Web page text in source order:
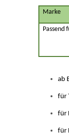
Marke
Passend
ab
für
für
für